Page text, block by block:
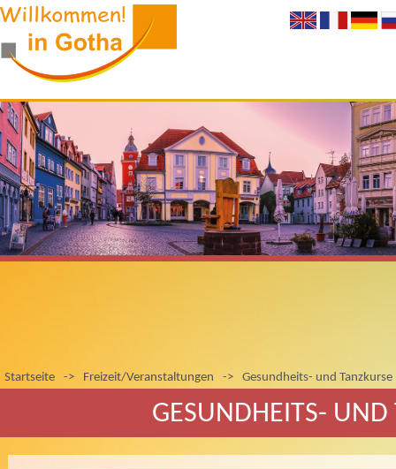
Startseite -> Freizeit/Veranstaltungen -> Gesundheits- und Tanzkurse
GESUNDHEITS- UND